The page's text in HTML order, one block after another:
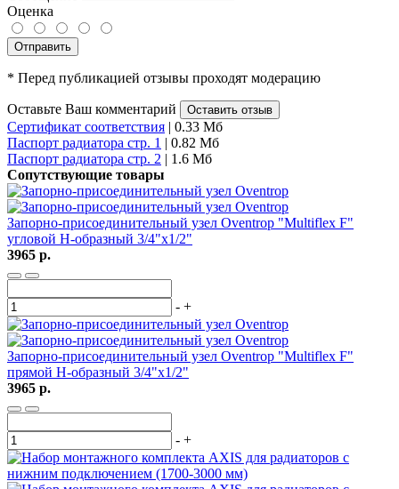
Оценка
Отправить
* Перед публикацией отзывы проходят модерацию
Оставьте Ваш комментарий Оставить отзыв
Сертификат соответствия | 0.33 Мб
Паспорт радиатора стр. 1 | 0.82 Мб
Паспорт радиатора стр. 2 | 1.6 Мб
Сопутствующие товары
Запорно-присоединительный узел Oventrop "Multiflex F"
угловой H-образный 3/4"х1/2"
3965 р.
- +
Запорно-присоединительный узел Oventrop "Multiflex F"
прямой H-образный 3/4"х1/2"
3965 р.
- +